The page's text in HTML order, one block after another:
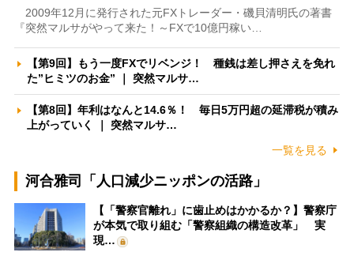
2009年12月に発行された元FXトレーダー・磯貝清明氏の著書
『突然マルサがやって来た！～FXで10億円稼い…
【第9回】もう一度FXでリベンジ！ 種銭は差し押さえを免れ
た”ヒミツのお金” ｜ 突然マルサ…
【第8回】年利はなんと14.6％！ 毎日5万円超の延滞税が積み
上がっていく ｜ 突然マルサ…
一覧を見る
河合雅司「人口減少ニッポンの活路」
【「警察官離れ」に歯止めはかかるか？】警察庁
が本気で取り組む「警察組織の構造改革」 実
現…